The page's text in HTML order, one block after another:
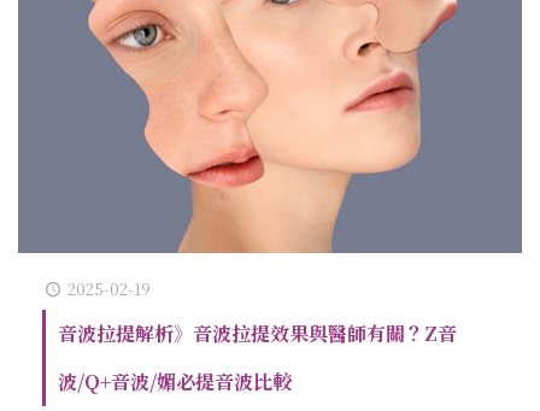
2025-02-19
音波拉提解析》音波拉提效果與醫師有關？Z音
波/Q+音波/媚必提音波比較